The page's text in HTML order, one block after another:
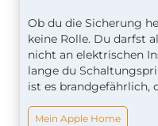
Ob du die Sicherung
keine Rolle. Du darfst
nicht an elektrischen
lange du
ist es brandgefährlich,
Mein Apple Home